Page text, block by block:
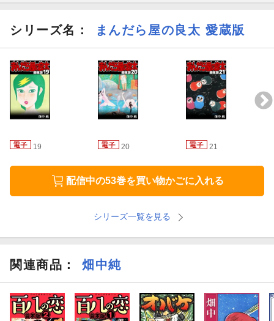
第6話 幸福
第7話 青空
第8話 女良太
シリーズ名： まんだら屋の良太 愛蔵版
19 20 21
配信中の53巻を買い物かごに入れる
シリーズ一覧を見る
関連商品 ： 畑中純